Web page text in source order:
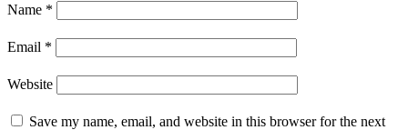
Name *
Email *
Website
Save my name, email, and website in this browser for the next